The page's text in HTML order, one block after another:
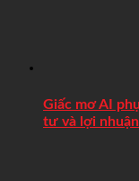
Giấc mơ AI
tư và lợi nhuận